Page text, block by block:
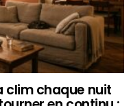
clim chaque nuit